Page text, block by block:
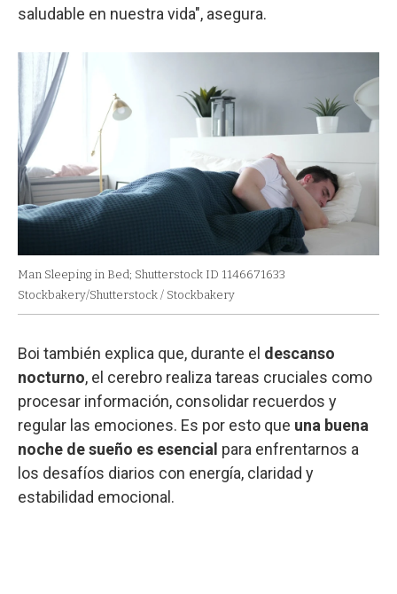
saludable en nuestra vida", asegura.
Man Sleeping in Bed; Shutterstock ID 1146671633
Stockbakery/Shutterstock / Stockbakery
Boi también explica que, durante el descanso
nocturno, el cerebro realiza tareas cruciales como
procesar información, consolidar recuerdos y
regular las emociones. Es por esto que una buena
noche de sueño es esencial para enfrentarnos a
los desafíos diarios con energía, claridad y
estabilidad emocional.